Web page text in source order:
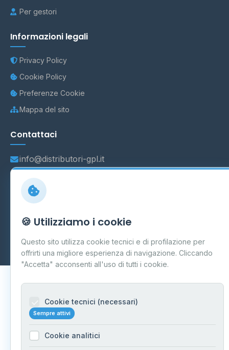
Per gestori
Informazioni legali
Privacy Policy
Cookie Policy
Preferenze Cookie
Mappa del sito
Contattaci
info@distributori-gpl.it
Carpi P.IVA 03859300364
Dati forniti daMinistero delle Imprese e del Made in Italy
Aggiornamento quotidiano
🍪 Utilizziamo i cookie
Questo sito utilizza cookie tecnici e di profilazione per
offrirti una migliore esperienza di navigazione. Cliccando
"Accetta" acconsenti all'uso di tutti i cookie.
Cookie tecnici (necessari)
Sempre attivi
Cookie analitici